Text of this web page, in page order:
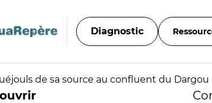
Diagnostic
de sa source au confluent du Dargou